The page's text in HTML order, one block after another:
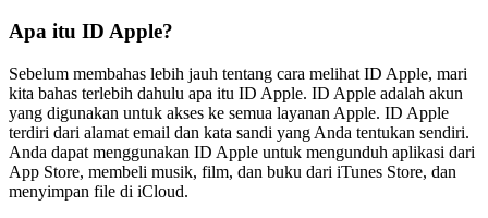
Apa itu ID Apple?
Sebelum membahas lebih jauh tentang cara melihat ID Apple, mari
kita bahas terlebih dahulu apa itu ID Apple. ID Apple adalah akun
yang digunakan untuk akses ke semua layanan Apple. ID Apple
terdiri dari alamat email dan kata sandi yang Anda tentukan sendiri.
Anda dapat menggunakan ID Apple untuk mengunduh aplikasi dari
App Store, membeli musik, film, dan buku dari iTunes Store, dan
menyimpan file di iCloud.